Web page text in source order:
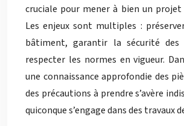
cruciale pour mener à bien un projet
Les enjeux sont multiples :
bâtiment, garantir la sécurité des
respecter les normes en vigueur.
une connaissance approfondie des
des précautions à prendre s’avère
quiconque s’engage dans des travaux